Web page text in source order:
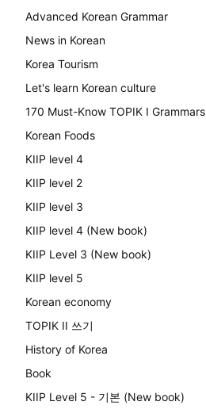
Advanced Korean Grammar
News in Korean
Korea Tourism
Let's learn Korean culture
170 Must-Know TOPIK I Grammars
Korean Foods
KIIP level 4
KIIP level 2
KIIP level 3
KIIP level 4 (New book)
KIIP Level 3 (New book)
KIIP level 5
Korean economy
TOPIK II 쓰기
History of Korea
Book
KIIP Level 5 - 기본 (New book)